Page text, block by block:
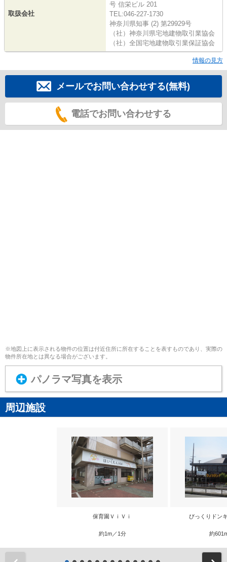
取扱会社
号 信栄ビル 201
TEL:046-227-1730
神奈川県知事 (2) 第29929号
（社）神奈川県宅地建物取引業協会
（社）全国宅地建物取引業保証協会
情報の見方
メールでお問い合わせする(無料)
電話でお問い合わせする
※地図上に表示される物件の位置は付近住所に所在することを表すものであり、実際の
物件所在地とは異なる場合がございます。
パノラマ写真を表示
周辺施設
保育園ＶｉＶｉ
約1m／1分
びっくりドン
約